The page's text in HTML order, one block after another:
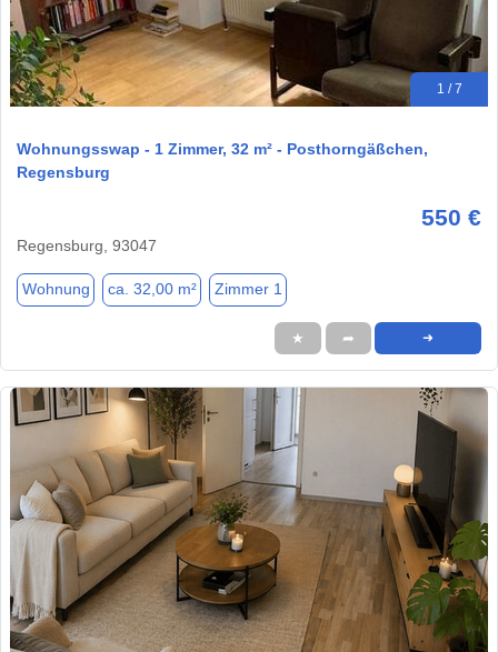
1 / 7
Wohnungsswap - 1 Zimmer, 32 m² - Posthorngäßchen,
Regensburg
550 €
Regensburg, 93047
Wohnung ca. 32,00 m² Zimmer 1
★ ➦ ➜